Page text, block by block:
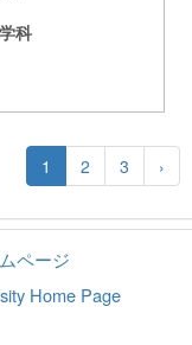
科
1 2 3 ›
ページ
Home Page